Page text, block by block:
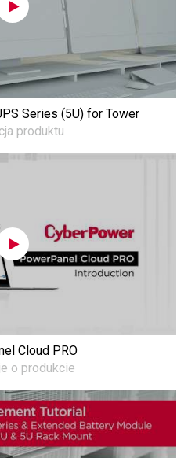
Series (5U) for Tower
produktu
Cloud PRO
o produkcie